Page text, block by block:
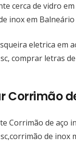
cerca de vidro
inox em
eletrica em
comprar letras
Corrimão
Corrimão de aço
de inox